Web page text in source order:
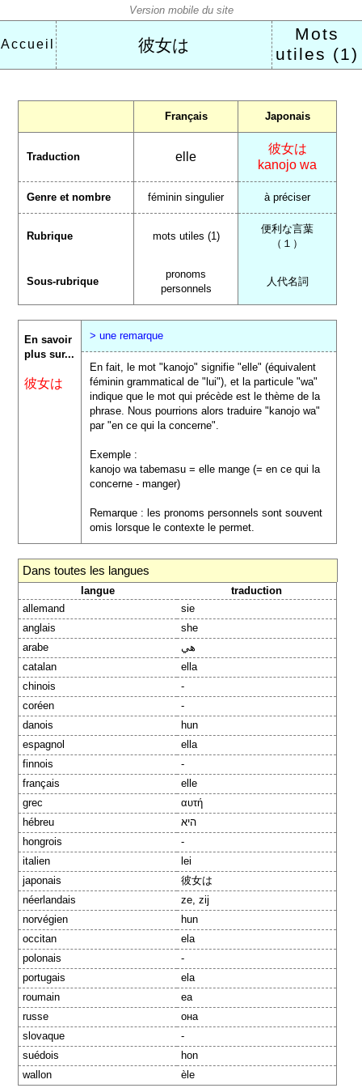
Accueil 彼女は
Mots
utiles (1)
Français Japonais
Traduction elle
彼女は
kanojo wa
Genre et nombre féminin singulier à préciser
Rubrique mots utiles (1)
便利な言葉
（１）
Sous-rubrique
pronoms
personnels
人代名詞
En savoir
plus sur...
彼女は
> une remarque
En fait, le mot "kanojo" signifie "elle" (équivalent
féminin grammatical de "lui"), et la particule "wa"
indique que le mot qui précède est le thème de la
phrase. Nous pourrions alors traduire "kanojo wa"
par "en ce qui la concerne".
Exemple :
kanojo wa tabemasu = elle mange (= en ce qui la
concerne - manger)
Remarque : les pronoms personnels sont souvent
omis lorsque le contexte le permet.
Dans toutes les langues
langue
traduction
allemand
sie
anglais
she
arabe
هي
catalan
ella
chinois
-
coréen
-
danois
hun
espagnol
ella
finnois
-
français
elle
grec
αυτή
hébreu
היא
hongrois
-
italien
lei
japonais
彼女は
néerlandais
ze, zij
norvégien
hun
occitan
ela
polonais
-
portugais
ela
roumain
ea
russe
она
slovaque
-
suédois
hon
wallon
èle